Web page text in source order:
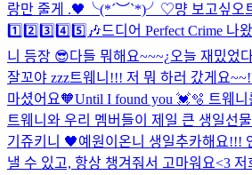
랑만 줄게 .🖤 ╰(*´︶`*)╯♡먕 보고싶오
1️⃣2️⃣3️⃣4️⃣5️⃣🎶드디어 Perfect Crime 나
니 등장 😎다들 뭐해요~~~¿ 오늘 재밌었
잘꼬야 zzz트웨니!!! 저 뭐 하러 갔게요
마셨어요🧡Until I found you 💓🫧 트웨
트웨니와 우리 멤버들이 제일 큰 생일선
기쥬키니 🖤예원이온니 생일추카해요!!!
낼 수 있고, 항상 챙겨줘서 고마워요<3